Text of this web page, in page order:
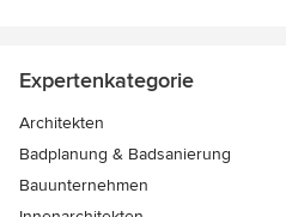
Expertenkategorie
Architekten
Badplanung & Badsanierung
Bauunternehmen